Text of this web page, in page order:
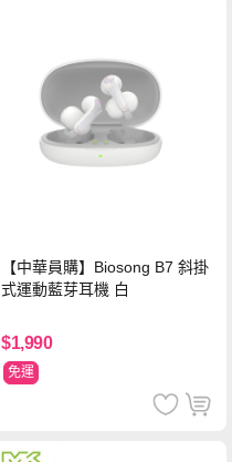
【中華員購】Biosong B7 斜掛
式運動藍芽耳機 白
$1,990
免運